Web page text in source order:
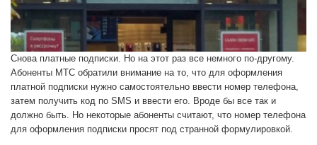
Снова платные подписки. Но на этот раз все немного по-другому.
Абоненты МТС обратили внимание на то, что для оформления
платной подписки нужно самостоятельно ввести номер телефона,
затем получить код по SMS и ввести его. Вроде бы все так и
должно быть. Но некоторые абоненты считают, что номер телефона
для оформления подписки просят под странной формулировкой.